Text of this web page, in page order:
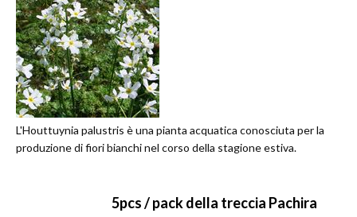
L'Houttuynia palustris è una pianta acquatica conosciuta per la
produzione di fiori bianchi nel corso della stagione estiva.
5pcs / pack della treccia Pachira